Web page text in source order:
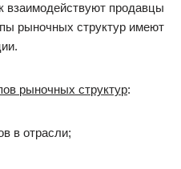
взаимодействуют продавцы
рыночных структур имеют
рыночных структур:
в отрасли;